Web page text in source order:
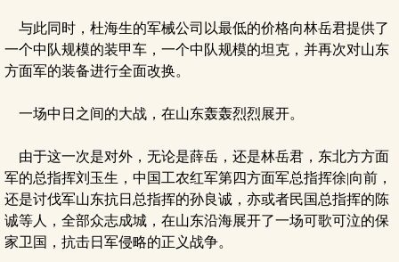
与此同时，杜海生的军械公司以最低的价格向林岳君提供了
一个中队规模的装甲车，一个中队规模的坦克，并再次对山东
方面军的装备进行全面改换。
一场中日之间的大战，在山东轰轰烈烈展开。
由于这一次是对外，无论是薛岳，还是林岳君，东北方方面
军的总指挥刘玉生，中国工农红军第四方面军总指挥徐|向前，
还是讨伐军山东抗日总指挥的孙良诚，亦或者民国总指挥的陈
诚等人，全部众志成城，在山东沿海展开了一场可歌可泣的保
家卫国，抗击日军侵略的正义战争。